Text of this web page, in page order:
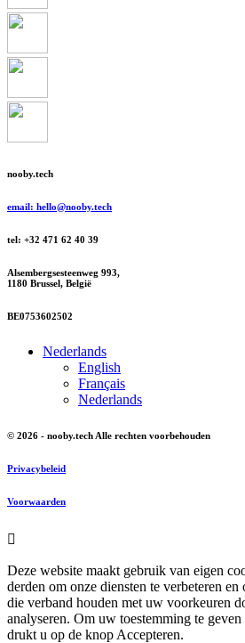
nooby.tech
email: hello@nooby.tech
tel: +32 471 62 40 39
Alsembergsesteenweg 993,
1180 Brussel, België
BE0753602502
Nederlands
English
Français
Nederlands
© 2026 - nooby.tech Alle rechten voorbehouden
Privacybeleid
Voorwaarden

Deze website maakt gebruik van eigen
derden om onze diensten te verbeteren en
die verband houden met uw voorkeuren
analyseren. Om uw toestemming te
drukt u op de knop Accepteren.